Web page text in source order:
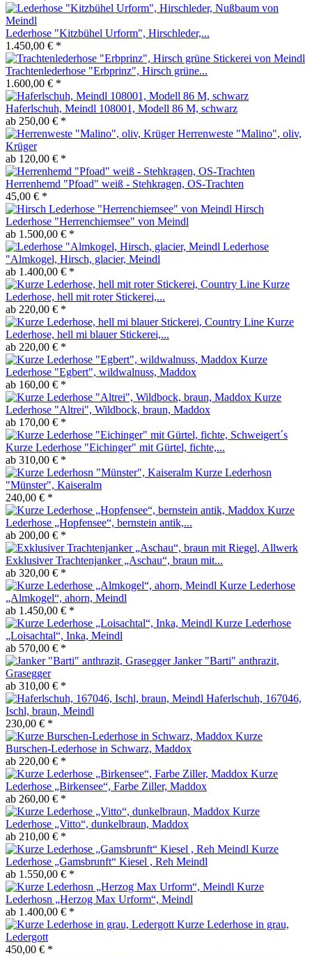
Lederhose "Kitzbühel Urform", Hirschleder,...
1.450,00 € *
Trachtenlederhose "Erbprinz", Hirsch grüne...
1.600,00 € *
Haferlschuh, Meindl 108001, Modell 86 M, schwarz
ab 250,00 € *
Herrenweste "Malino", oliv,
Krüger
ab 120,00 € *
Herrenhemd "Pfoad" weiß - Stehkragen, OS-Trachten
45,00 € *
Hirsch
Lederhose "Herrenchiemsee" von Meindl
ab 1.500,00 € *
Lederhose
"Almkogel, Hirsch, glacier, Meindl
ab 1.400,00 € *
Kurze
Lederhose, hell mit roter Stickerei,...
ab 220,00 € *
Kurze
Lederhose, hell mi blauer Stickerei,...
ab 220,00 € *
Kurze
Lederhose "Egbert", wildwalnuss, Maddox
ab 160,00 € *
Kurze
Lederhose "Altrei", Wildbock, braun, Maddox
ab 170,00 € *
Kurze Lederhose "Eichinger" mit Gürtel, fichte,...
ab 310,00 € *
Kurze Lederhosn
"Münster", Kaiseralm
240,00 € *
Kurze
Lederhose „Hopfensee“, bernstein antik,...
ab 200,00 € *
Exklusiver Trachtenjanker „Aschau“, braun mit...
ab 320,00 € *
Kurze Lederhose
„Almkogel“, ahorn, Meindl
ab 1.450,00 € *
Kurze Lederhose
„Loisachtal“, Inka, Meindl
ab 570,00 € *
Janker "Barti" anthrazit,
Grasegger
ab 310,00 € *
Haferlschuh, 167046,
Ischl, braun, Meindl
230,00 € *
Kurze
Burschen-Lederhose in Schwarz, Maddox
ab 220,00 € *
Kurze
Lederhose „Birkensee“, Farbe Ziller, Maddox
ab 260,00 € *
Kurze
Lederhose „Vitto“, dunkelbraun, Maddox
ab 210,00 € *
Kurze
Lederhose „Gamsbrunft“ Kiesel , Reh Meindl
ab 1.550,00 € *
Kurze
Lederhosn „Herzog Max Urform“, Meindl
ab 1.400,00 € *
Kurze Lederhose in grau,
Ledergott
450,00 € *